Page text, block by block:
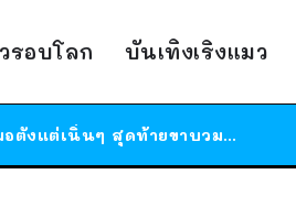
รอบโลก บันเทิงเริงแมว
ได้เวลาเด็กหนวดรวมตัว RF Online Next เปิดให้เล่นแล้ว เกม Sci-Fi MMORPG ระดับตำนาน เล่นได้ทั้งมือถือและ PC